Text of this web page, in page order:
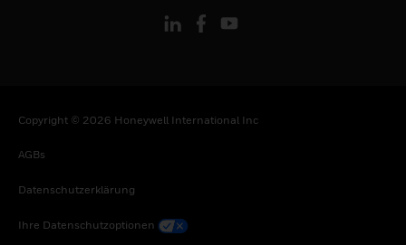
Copyright © 2026 Honeywell International Inc
AGBs
Datenschutzerklärung
Ihre Datenschutzoptionen